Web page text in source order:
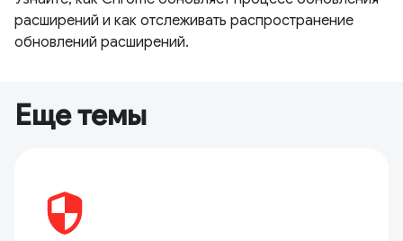
расширений и как отслеживать распространение
обновлений расширений.
Еще темы